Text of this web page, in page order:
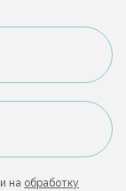
и на обработку